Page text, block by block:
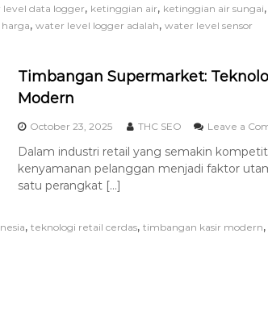
level data logger, ketinggian air, ketinggian air sungai,
, water level logger adalah, water level sensor
Timbangan Supermarket:
Modern
October 23, 2025 THC SEO Leave a
Dalam industri retail yang semakin
kenyamanan pelanggan menjadi faktor
satu perangkat […]
, teknologi retail cerdas, timbangan kasir modern,